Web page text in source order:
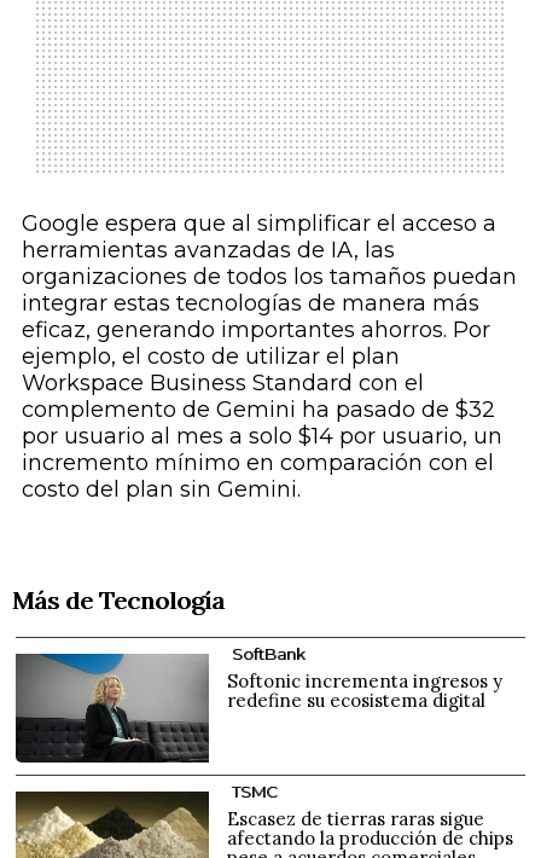
Google espera que al simplificar el acceso a
herramientas avanzadas de IA, las
organizaciones de todos los tamaños puedan
integrar estas tecnologías de manera más
eficaz, generando importantes ahorros. Por
ejemplo, el costo de utilizar el plan
Workspace Business Standard con el
complemento de Gemini ha pasado de $32
por usuario al mes a solo $14 por usuario, un
incremento mínimo en comparación con el
costo del plan sin Gemini.
Más de Tecnología
SoftBank
Softonic incrementa ingresos y
redefine su ecosistema digital
TSMC
Escasez de tierras raras sigue
afectando la producción de chips